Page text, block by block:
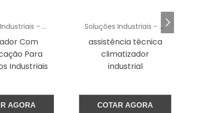
Soluções Industriais - AC
técnica
AGORA
Soluções Industriais - AC
Higienização de ar
condicionado split
COTAR AGORA